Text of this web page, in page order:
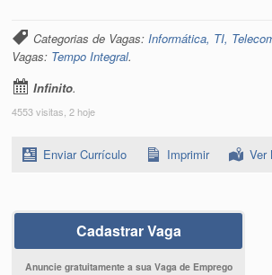
Categorias de Vagas:Informática, TI,
Vagas: Tempo Integral.
Infinito.
4553 visitas, 2 hoje
Enviar Currículo Imprimir Ver
Cadastrar Vaga
Anuncie gratuitamente a sua Vaga de Emprego